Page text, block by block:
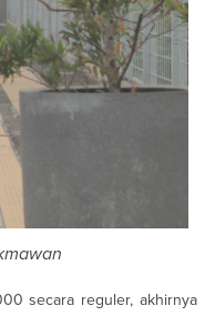
secara reguler, akhirnya